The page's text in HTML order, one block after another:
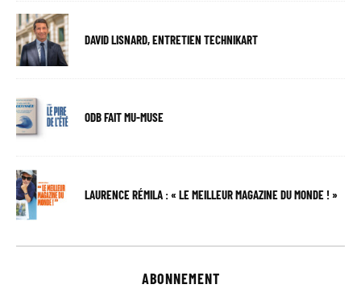
DAVID LISNARD, ENTRETIEN TECHNIKART
ODB FAIT MU-MUSE
LAURENCE RÉMILA : « LE MEILLEUR MAGAZINE DU MONDE ! »
ABONNEMENT